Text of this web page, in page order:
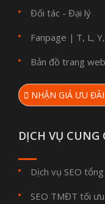
Đối tác - Đại lý
Fanpage | T, L , Y,
Bản đồ trang web
NHẬN GIÁ ƯU
DỊCH VỤ CUNG
Dịch vụ SEO
SEO TMĐT tối